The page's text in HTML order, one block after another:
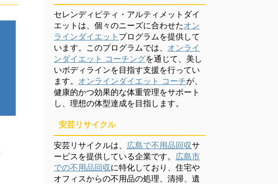
セレンディピティ・アルティメットダイ
エットは、個々のニーズに合わせたオン
ラインダイエット プログラムを提供して
います。このプログラムでは、 オンライ
ンダイエット コーチングを通じて、美し
いボディラインを目指す支援を行ってい
ます。 オンラインダイエット コーチが、
健康的かつ効果的な体重管理をサポート
し、理想の体型達成を目指します。
安芸リサイクル
安芸リサイクルは、 広島で不用品回収サ
ービスを提供している企業です。 広島市
での不用品回収に特化しており、住宅や
オフィスからの不用品の処理、清掃、遺